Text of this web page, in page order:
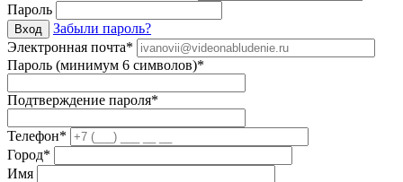
Пароль
Вход
Забыли пароль?
Электронная почта*
Пароль (минимум 6 символов)*
Подтверждение пароля*
Телефон*
Город*
Имя